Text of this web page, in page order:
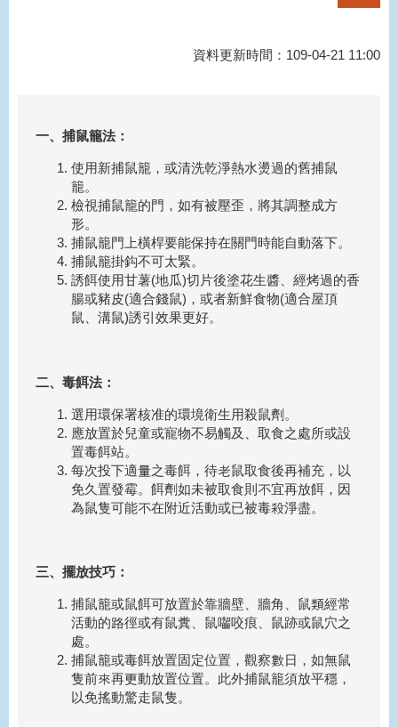
資料更新時間：109-04-21 11:00
一、捕鼠籠法：
使用新捕鼠籠，或清洗乾淨熱水燙過的舊捕鼠
籠。
檢視捕鼠籠的門，如有被壓歪，將其調整成方
形。
捕鼠籠門上橫桿要能保持在關門時能自動落下。
捕鼠籠掛鈎不可太緊。
誘餌使用甘薯(地瓜)切片後塗花生醬、經烤過的香
腸或豬皮(適合錢鼠)，或者新鮮食物(適合屋頂
鼠、溝鼠)誘引效果更好。
二、毒餌法：
選用環保署核准的環境衛生用殺鼠劑。
應放置於兒童或寵物不易觸及、取食之處所或設
置毒餌站。
每次投下適量之毒餌，待老鼠取食後再補充，以
免久置發霉。餌劑如未被取食則不宜再放餌，因
為鼠隻可能不在附近活動或已被毒殺淨盡。
三、擺放技巧：
捕鼠籠或鼠餌可放置於靠牆壁、牆角、鼠類經常
活動的路徑或有鼠糞、鼠囓咬痕、鼠跡或鼠穴之
處。
捕鼠籠或毒餌放置固定位置，觀察數日，如無鼠
隻前來再更動放置位置。此外捕鼠籠須放平穩，
以免搖動驚走鼠隻。